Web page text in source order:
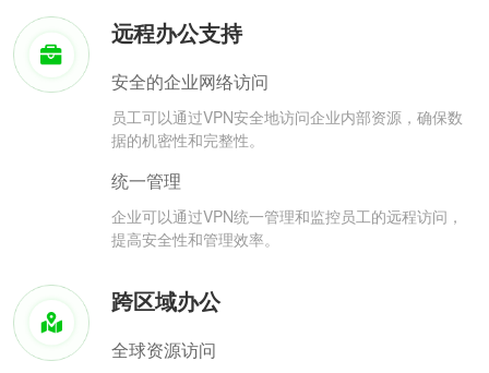
远程办公支持
安全的企业网络访问
员工可以通过VPN安全地访问企业内部资源，确保数
据的机密性和完整性。
统一管理
企业可以通过VPN统一管理和监控员工的远程访问，
提高安全性和管理效率。
跨区域办公
全球资源访问